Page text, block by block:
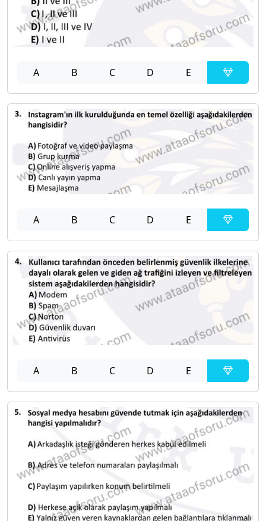
A B C D E
A B C D E
A B C D E